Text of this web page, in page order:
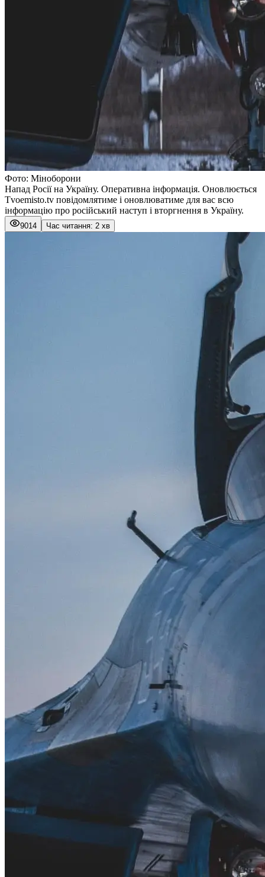
Фото: Міноборони
Напад Росії на Україну. Оперативна інформація. Оновлюється
Тvoemisto.tv повідомлятиме і оновлюватиме для вас всю
інформацію про російський наступ і вторгнення в Україну.
9014 Час читання: 2 хв